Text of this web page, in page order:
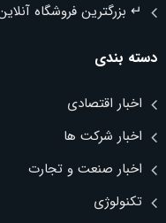
↵ بزرگترین فروشگاه
دسته بندی
اخبار اقتصادی
اخبار شرکت ها
اخبار صنعت و تجارت
تکنولوژی